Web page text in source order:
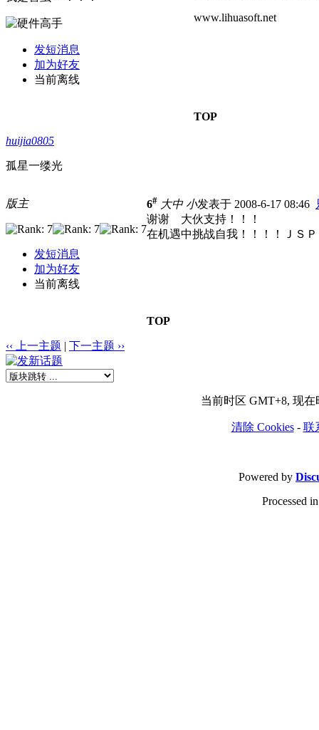
发短消息
加为好友
当前离线
www.lihuasoft.net
TOP
huijia0805
孤星一缕光
版主
发短消息
加为好友
当前离线
6# 大中 小发表于 2008-6-17 08:46
谢谢 大伙支持！！！
在机遇中挑战自我！！！！ＪＳ
TOP
‹‹ 上一主题 | 下一主题 ››
当前时区 GMT+8, 现在
清除 Cookies- 联
Powered by
Processed